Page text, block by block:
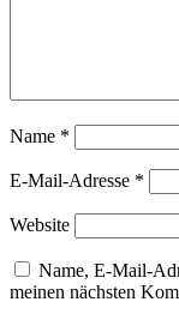
Name *
E-Mail-Adresse *
Website
Name, E-Mail-
meinen nächsten